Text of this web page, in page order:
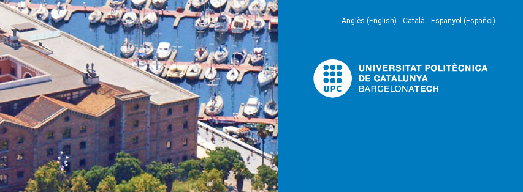
Anglès (English) Català Espanyol (Español)